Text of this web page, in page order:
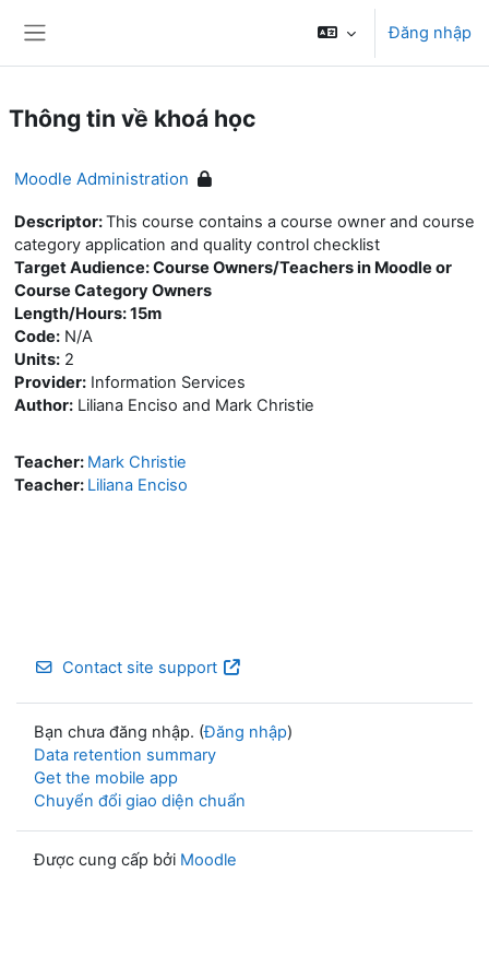
Đăng nhập
Thông tin về khoá học
Moodle Administration
Descriptor:This course contains a course owner and course
category application and quality control checklist
Target Audience: Course Owners/Teachers in Moodle or
Course Category Owners
Length/Hours: 15m
Code: N/A
Units: 2
Provider: Information Services
Author: Liliana Enciso and Mark Christie
Teacher: Mark Christie
Teacher: Liliana Enciso
Contact site support
Bạn chưa đăng nhập. (Đăng nhập)
Data retention summary
Get the mobile app
Chuyển đổi giao diện chuẩn
Được cung cấp bởi Moodle